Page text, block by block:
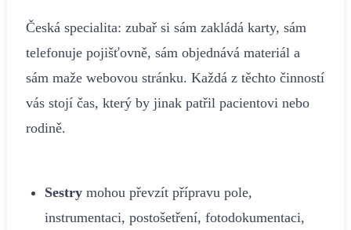
Česká specialita: zubař si sám zakládá karty, sám
telefonuje pojišťovně, sám objednává materiál a
sám maže webovou stránku. Každá z těchto činností
vás stojí čas, který by jinak patřil pacientovi nebo
rodině.
Sestry mohou převzít přípravu pole,
instrumentaci, postošetření, fotodokumentaci,